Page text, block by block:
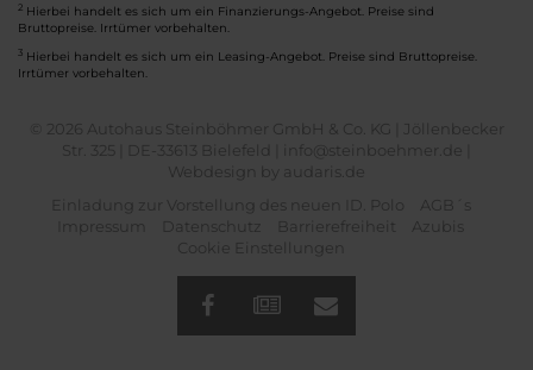
2 Hierbei handelt es sich um ein Finanzierungs-Angebot. Preise sind
Bruttopreise. Irrtümer vorbehalten.
3 Hierbei handelt es sich um ein Leasing-Angebot. Preise sind Bruttopreise.
Irrtümer vorbehalten.
© 2026 Autohaus Steinböhmer GmbH & Co. KG | Jöllenbecker
Str. 325 | DE-33613 Bielefeld | info@steinboehmer.de |
Webdesign by audaris.de
Einladung zur Vorstellung des neuen ID. Polo
AGB´s
Impressum
Datenschutz Barrierefreiheit
Azubis
Cookie Einstellungen